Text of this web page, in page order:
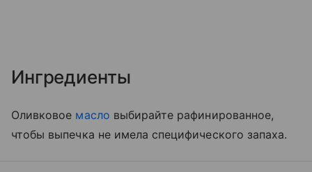
Ингредиенты
Оливковое масло выбирайте рафинированное,
чтобы выпечка не имела специфического запаха.